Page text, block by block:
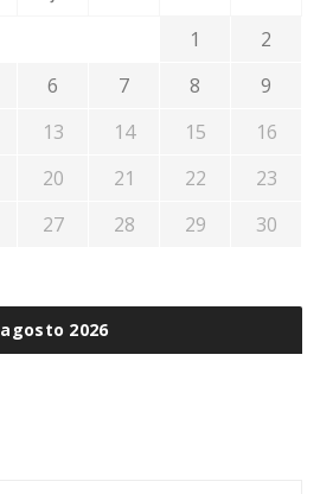
agosto 2026
1
2
6 7 8
9
13 14 15
16
20 21 22
23
27 28 29
30